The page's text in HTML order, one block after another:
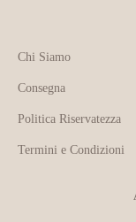
Chi Siamo
Consegna
Politica Riservatezza
Termini e Condizioni